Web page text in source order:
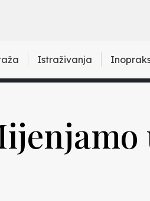
Istraživanja